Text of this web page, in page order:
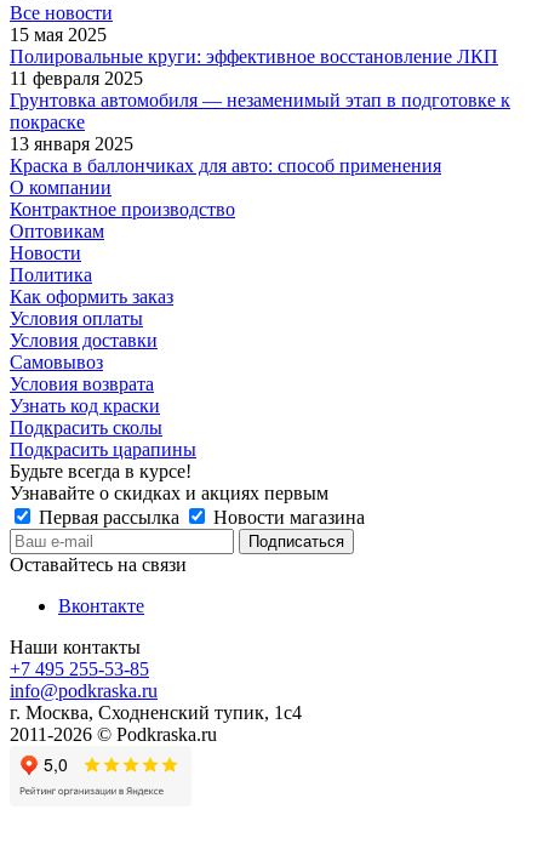
Все новости
15 мая 2025
Полировальные круги: эффективное восстановление ЛКП
11 февраля 2025
Грунтовка автомобиля — незаменимый этап в подготовке к
покраске
13 января 2025
Краска в баллончиках для авто: способ применения
О компании
Контрактное производство
Оптовикам
Новости
Политика
Как оформить заказ
Условия оплаты
Условия доставки
Самовывоз
Условия возврата
Узнать код краски
Подкрасить сколы
Подкрасить царапины
Будьте всегда в курсе!
Узнавайте о скидках и акциях первым
Первая рассылка
Новости магазина
Оставайтесь на связи
Вконтакте
Наши контакты
+7 495 255-53-85
info@podkraska.ru
г. Москва, Сходненский тупик, 1с4
2011-2026 © Podkraska.ru